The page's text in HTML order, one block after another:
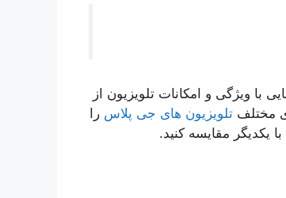
با ویژگی و امکانات تلویزیون از
مختلف تلویزیون های جی پلاس را